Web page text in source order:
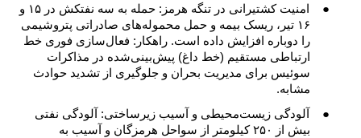
●
امنیت کشتیرانی در تنگه هرمز: حمله به سه نفتکش در ۱۵ و
۱۶ تیر، ریسک بیمه و حمل محموله‌های صادراتی پتروشیمی
را دوباره افزایش داده است. راهکار: فعال‌سازی فوری خط
ارتباطی مستقیم (خط داغ) پیش‌بینی‌شده در مذاکرات
سوئیس برای مدیریت بحران و جلوگیری از تشدید حوادث
مشابه.
●
آلودگی زیست‌محیطی و آسیب زیرساختی: آلودگی نفتی
بیش از ۲۵۰ کیلومتر از سواحل هرمزگان و آسیب به